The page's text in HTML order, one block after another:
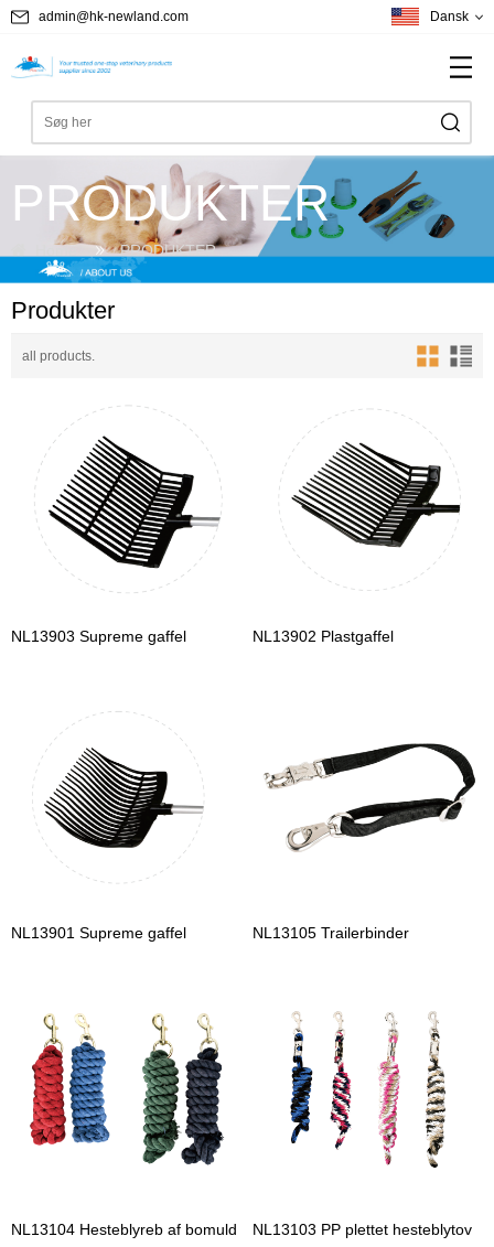
admin@hk-newland.com Dansk
PRODUKTER
Home PRODUKTER
Produkter
all products.
NL13903 Supreme gaffel NL13902 Plastgaffel
NL13901 Supreme gaffel NL13105 Trailerbinder
NL13104 Hesteblyreb af bomuld NL13103 PP plettet hesteblytov